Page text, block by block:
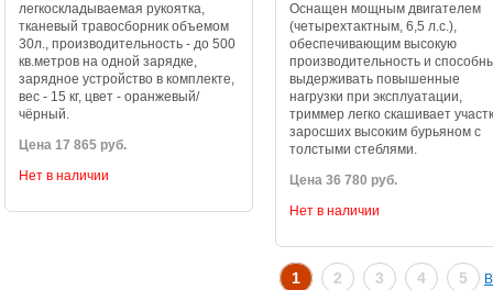
легкоскладываемая рукоятка,
тканевый травосборник объемом
30л., производительность - до 500
кв.метров на одной зарядке,
зарядное устройство в комплекте,
вес - 15 кг, цвет - оранжевый/
чёрный.
Цена 17 865 руб.
Нет в наличии
Оснащен мощным двигателем
(четырехтактным, 6,5 л.с.),
обеспечивающим высокую
производительность и
выдерживать повышенные
нагрузки при эксплуатации,
триммер легко скашивает
заросших высоким бурьяном с
толстыми стеблями.
Цена 36 780 руб.
Нет в наличии
1 2 3 4 5